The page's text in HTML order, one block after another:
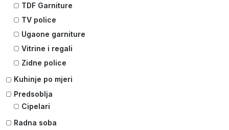
TDF Garniture
TV police
Ugaone garniture
Vitrine i regali
Zidne police
Kuhinje po mjeri
Predsoblja
Cipelari
Radna soba